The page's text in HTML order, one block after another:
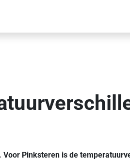
Pinksteren is de